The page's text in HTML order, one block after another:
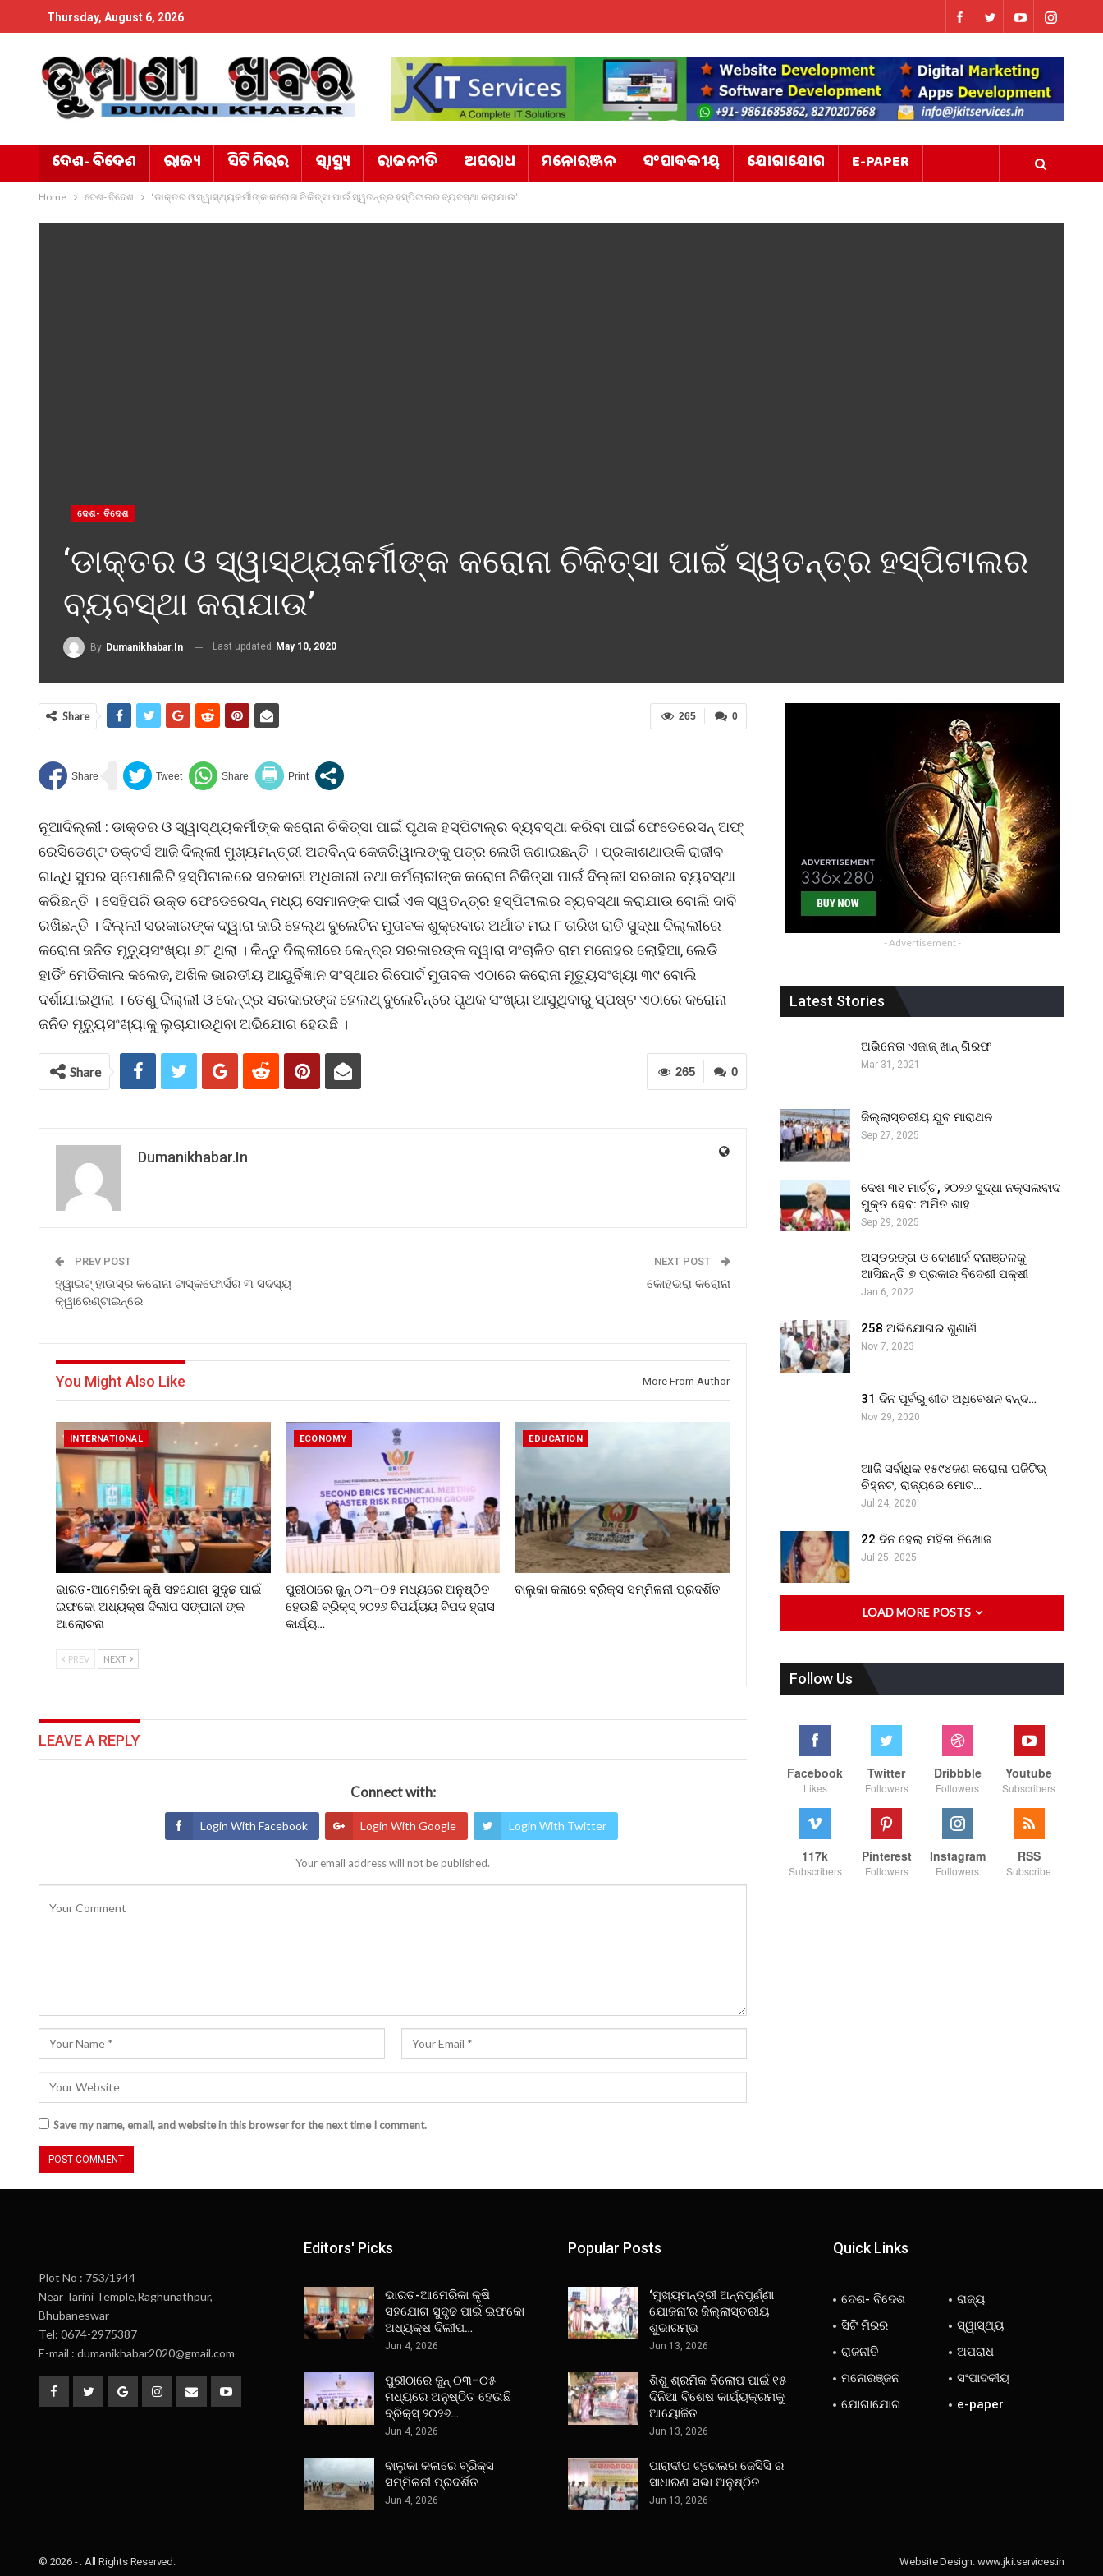
Thursday, August 6, 2026
ଦେଶ- ବିଦେଶ ରାଜ୍ୟ ସିଟି ମିରର ସ୍ୱାସ୍ଥ୍ୟ ରାଜନୀତି ଅପରାଧ ମନୋରଞ୍ଜନ ସଂପାଦକୀୟ ଯୋଗାଯୋଗ E-PAPER
Home ଦେଶ- ବିଦେଶ ‘ଡାକ୍ତର ଓ ସ୍ୱାସ୍ଥ୍ୟକର୍ମୀଙ୍କ କରୋନା ଚିକିତ୍ସା ପାଇଁ ସ୍ୱତନ୍ତ୍ର ହସ୍ପିଟାଲର ବ୍ୟବସ୍ଥା କରାଯାଉ’
ଦେଶ- ବିଦେଶ
‘ଡାକ୍ତର ଓ ସ୍ୱାସ୍ଥ୍ୟକର୍ମୀଙ୍କ କରୋନା ଚିକିତ୍ସା ପାଇଁ ସ୍ୱତନ୍ତ୍ର ହସ୍ପିଟାଲର
ବ୍ୟବସ୍ଥା କରାଯାଉ’
By Dumanikhabar.in Last updated May 10, 2020
0
265
Share
ନୂଆଦିଲ୍ଲୀ : ଡାକ୍ତର ଓ ସ୍ୱାସ୍ଥ୍ୟକର୍ମୀଙ୍କ କରୋନା ଚିକିତ୍ସା ପାଇଁ ପୃଥକ ହସ୍ପିଟାଲ୍‌ର ବ୍ୟବସ୍ଥା କରିବା ପାଇଁ ଫେଡେରେସନ୍ ଅଫ୍
ରେସିଡେଣ୍ଟ ଡକ୍ଟର୍ସ ଆଜି ଦିଲ୍ଲୀ ମୁଖ୍ୟମନ୍ତ୍ରୀ ଅରବିନ୍ଦ କେଜରିୱାଲଙ୍କୁ ପତ୍ର ଲେଖି ଜଣାଇଛନ୍ତି । ପ୍ରକାଶଥାଉକି ରାଜୀବ
ଗାନ୍ଧି ସୁପର ସ୍ପେଶାଲିଟି ହସ୍ପିଟାଲରେ ସରକାରୀ ଅଧିକାରୀ ତଥା କର୍ମଚାରୀଙ୍କ କରୋନା ଚିକିତ୍ସା ପାଇଁ ଦିଲ୍ଲୀ ସରକାର ବ୍ୟବସ୍ଥା
କରିଛନ୍ତି । ସେହିପରି ଉକ୍ତ ଫେଡେରେସନ୍ ମଧ୍ୟ ସେମାନଙ୍କ ପାଇଁ ଏକ ସ୍ୱତନ୍ତ୍ର ହସ୍ପିଟାଲର ବ୍ୟବସ୍ଥା କରାଯାଉ ବୋଲି ଦାବି
ରଖିଛନ୍ତି । ଦିଲ୍ଲୀ ସରକାରଙ୍କ ଦ୍ୱାରା ଜାରି ହେଲ୍‌ଥ ବୁଲେଟିନ ମୁତାବକ ଶୁକ୍ରବାର ଅର୍ଥାତ ମଇ ୮ ତାରିଖ ରାତି ସୁଦ୍ଧା ଦିଲ୍ଲୀରେ
କରୋନା ଜନିତ ମୃତ୍ୟୁସଂଖ୍ୟା ୬୮ ଥିଲା । କିନ୍ତୁ ଦିଲ୍ଲୀରେ କେନ୍ଦ୍ର ସରକାରଙ୍କ ଦ୍ୱାରା ସଂଚାଳିତ ରାମ ମନୋହର ଲୋହିଆ, ଲେଡି
ହାର୍ଡିଂ ମେଡିକାଲ କଲେଜ, ଅଖିଳ ଭାରତୀୟ ଆୟୁର୍ବିଜ୍ଞାନ ସଂସ୍ଥାର ରିପୋର୍ଟ ମୁତାବକ ଏଠାରେ କରୋନା ମୃତ୍ୟୁସଂଖ୍ୟା ୩୯ ବୋଲି
ଦର୍ଶାଯାଇଥିଲା । ତେଣୁ ଦିଲ୍ଲୀ ଓ କେନ୍ଦ୍ର ସରକାରଙ୍କ ହେଲଥ୍ ବୁଲେଟିନ୍‌ରେ ପୃଥକ ସଂଖ୍ୟା ଆସୁଥିବାରୁ ସ୍ପଷ୍ଟ ଏଠାରେ କରୋନା
ଜନିତ ମୃତ୍ୟୁସଂଖ୍ୟାକୁ ଲୁଚାଯାଉଥିବା ଅଭିଯୋଗ ହେଉଛି ।
0
265
Share
Dumanikhabar.in
PREV POST
ହ୍ୱାଇଟ୍ ହାଉସ୍‌ର କରୋନା ଟାସ୍କଫୋର୍ସର ୩ ସଦସ୍ୟ
କ୍ୱାରେଣ୍ଟାଇନ୍‌ରେ
NEXT POST
କୋହଭରା କରୋନା
You Might Also Like More From Author
INTERNATIONAL
ଭାରତ-ଆମେରିକା କୃଷି ସହଯୋଗ ସୁଦୃଢ ପାଇଁ
ଇଫକୋ ଅଧ୍ୟକ୍ଷ ଦିଲୀପ ସଙ୍ଘାନୀ ଙ୍କ
ଆଲୋଚନା
ECONOMY
ପୁରୀଠାରେ ଜୁନ୍ ୦୩–୦୫ ମଧ୍ୟରେ ଅନୁଷ୍ଠିତ
ହେଉଛି ବ୍ରିକ୍ସ୍ ୨୦୨୬ ବିପର୍ଯ୍ୟୟ ବିପଦ ହ୍ରାସ
କାର୍ଯ୍ୟ…
EDUCATION
ବାଲୁକା କଳାରେ ବ୍ରିକ୍ସ ସମ୍ମିଳନୀ ପ୍ରଦର୍ଶିତ
PREV NEXT
LEAVE A REPLY
Connect with:
Login With Facebook Login With Google Login With Twitter
Your email address will not be published.
Save my name, email, and website in this browser for the next time I comment.
- Advertisement -
Latest Stories
ଅଭିନେତା ଏଜାଜ୍ ଖାନ୍ ଗିରଫ
Mar 31, 2021
ଜିଲ୍ଲାସ୍ତରୀୟ ଯୁବ ମାରାଥନ
Sep 27, 2025
ଦେଶ ୩୧ ମାର୍ଚ୍ଚ, ୨୦୨୬ ସୁଦ୍ଧା ନକ୍ସଲବାଦ
ମୁକ୍ତ ହେବ: ଅମିତ ଶାହ
Sep 29, 2025
ଅସ୍ତରଙ୍ଗ ଓ କୋଣାର୍କ ବନାଞ୍ଚଳକୁ
ଆସିଛନ୍ତି ୭ ପ୍ରକାର ବିଦେଶୀ ପକ୍ଷୀ
Jan 6, 2022
258 ଅଭିଯୋଗର ଶୁଣାଣି
Nov 7, 2023
31 ଦିନ ପୂର୍ବରୁ ଶୀତ ଅଧିବେଶନ ବନ୍ଦ…
Nov 29, 2020
ଆଜି ସର୍ବାଧିକ ୧୫୯୪ଜଣ କରୋନା ପଜିଟିଭ୍
ଚିହ୍ନଟ, ରାଜ୍ୟରେ ମୋଟ…
Jul 24, 2020
22 ଦିନ ହେଲା ମହିଳା ନିଖୋଜ
Jul 25, 2025
LOAD MORE POSTS
Follow Us
Facebook
Likes
Twitter
Followers
Dribbble
Followers
Youtube
Subscribers
117k
Subscribers
Pinterest
Followers
Instagram
Followers
RSS
Subscribe
Plot No : 753/1944
Near Tarini Temple,Raghunathpur,
Bhubaneswar
Tel: 0674-2975387
E-mail : dumanikhabar2020@gmail.com
Editors' Picks
ଭାରତ-ଆମେରିକା କୃଷି
ସହଯୋଗ ସୁଦୃଢ ପାଇଁ ଇଫକୋ
ଅଧ୍ୟକ୍ଷ ଦିଲୀପ…
Jun 4, 2026
ପୁରୀଠାରେ ଜୁନ୍ ୦୩–୦୫
ମଧ୍ୟରେ ଅନୁଷ୍ଠିତ ହେଉଛି
ବ୍ରିକ୍ସ୍ ୨୦୨୬…
Jun 4, 2026
ବାଲୁକା କଳାରେ ବ୍ରିକ୍ସ
ସମ୍ମିଳନୀ ପ୍ରଦର୍ଶିତ
Jun 4, 2026
Popular Posts
‘ମୁଖ୍ୟମନ୍ତ୍ରୀ ଅନ୍ନପୂର୍ଣ୍ଣା
ଯୋଜନା’ର ଜିଲ୍ଲାସ୍ତରୀୟ
ଶୁଭାରମ୍ଭ
Jun 13, 2026
ଶିଶୁ ଶ୍ରମିକ ବିଲୋପ ପାଇଁ ୧୫
ଦିନିଆ ବିଶେଷ କାର୍ଯ୍ୟକ୍ରମକୁ
ଆୟୋଜିତ
Jun 13, 2026
ପାରାଦୀପ ଟ୍ରେଲର ଜେସିସି ର
ସାଧାରଣ ସଭା ଅନୁଷ୍ଠିତ
Jun 13, 2026
Quick Links
ଦେଶ- ବିଦେଶ
ରାଜ୍ୟ
ସିଟି ମିରର
ସ୍ୱାସ୍ଥ୍ୟ
ରାଜନୀତି
ଅପରାଧ
ମନୋରଞ୍ଜନ
ସଂପାଦକୀୟ
ଯୋଗାଯୋଗ
e-paper
© 2026 - . All Rights Reserved. Website Design: www.jkitservices.in